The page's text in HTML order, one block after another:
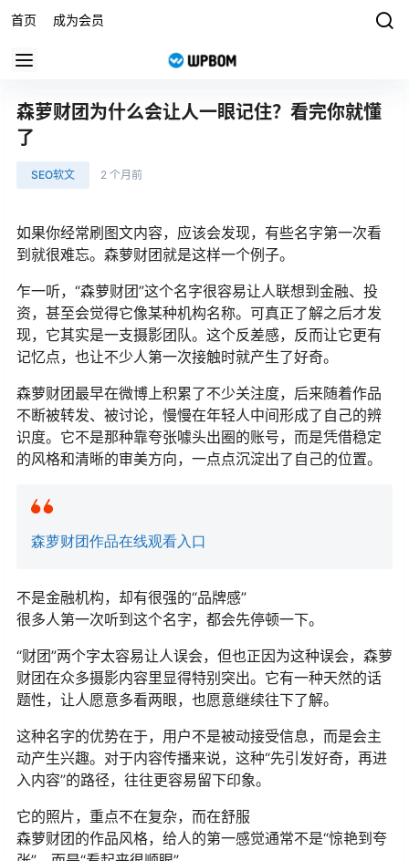
首页 成为会员
森萝财团为什么会让人一眼记住？看完你就懂
了
SEO软文 2 个月前
如果你经常刷图文内容，应该会发现，有些名字第一次看
到就很难忘。森萝财团就是这样一个例子。
乍一听，“森萝财团”这个名字很容易让人联想到金融、投
资，甚至会觉得它像某种机构名称。可真正了解之后才发
现，它其实是一支摄影团队。这个反差感，反而让它更有
记忆点，也让不少人第一次接触时就产生了好奇。
森萝财团最早在微博上积累了不少关注度，后来随着作品
不断被转发、被讨论，慢慢在年轻人中间形成了自己的辨
识度。它不是那种靠夸张噱头出圈的账号，而是凭借稳定
的风格和清晰的审美方向，一点点沉淀出了自己的位置。
森萝财团作品在线观看入口
不是金融机构，却有很强的“品牌感”
很多人第一次听到这个名字，都会先停顿一下。
“财团”两个字太容易让人误会，但也正因为这种误会，森萝
财团在众多摄影内容里显得特别突出。它有一种天然的话
题性，让人愿意多看两眼，也愿意继续往下了解。
这种名字的优势在于，用户不是被动接受信息，而是会主
动产生兴趣。对于内容传播来说，这种“先引发好奇，再进
入内容”的路径，往往更容易留下印象。
它的照片，重点不在复杂，而在舒服
森萝财团的作品风格，给人的第一感觉通常不是“惊艳到夸